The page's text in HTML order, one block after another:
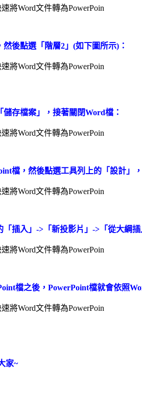
後點選「階層2」(如下圖所示)：
存檔案」，接著關閉Word檔：
檔，然後點選工具列上的「設計」
「插入」->「新投影片」->「從大綱
檔之後，PowerPoint檔就會依照
家~